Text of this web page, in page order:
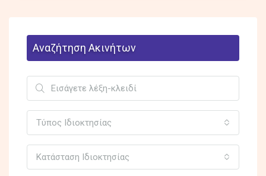
Αναζήτηση Ακινήτων
Τύπος Ιδιοκτησίας
Κατάσταση Ιδιοκτησίας